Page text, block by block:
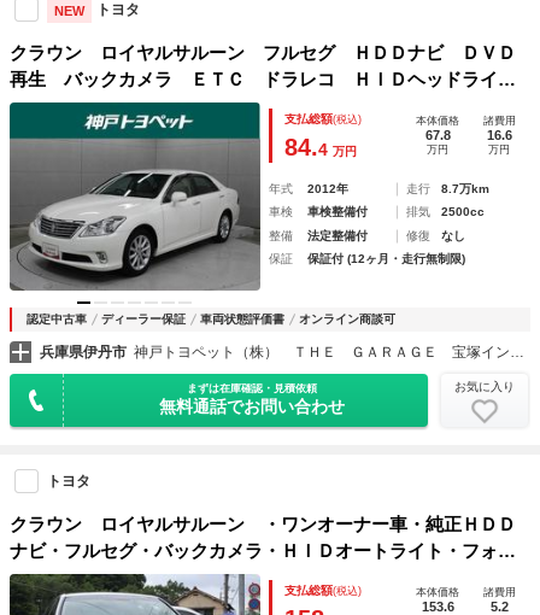
NEW トヨタ
クラウン ロイヤルサルーン フルセグ ＨＤＤナビ ＤＶＤ
再生 バックカメラ ＥＴＣ ドラレコ ＨＩＤヘッドライ
ト アイドリングストップ
支払総額(税込)
84.4 万円
本体価格
67.8
万円
諸費用
16.6
万円
年式 2012年 走行
8.7万km
車検
車検整備付 排気
2500cc
整備
法定整備付 修復
なし
保証
保証付 (12ヶ月・走行無制限)
認定中古車 ディーラー保証 車両状態評価書 オンライン商談可
兵庫県伊丹市 神戸トヨペット（株） ＴＨＥ ＧＡＲＡＧＥ 宝塚インター南
まずは在庫確認・見積依頼
無料通話でお問い合わせ
お気に入り
トヨタ
クラウン ロイヤルサルーン ・ワンオーナー車・純正ＨＤＤ
ナビ・フルセグ・バックカメラ・ＨＩＤオートライト・フォ
グ・ビルトインＥＴＣ・クルーズコントロール・ステアリング
スイッチ・パワーシート・純正１６ＡＷ・ＢＴ・クリアランス
支払総額(税込) 本体価格
153.6
諸費用
5.2